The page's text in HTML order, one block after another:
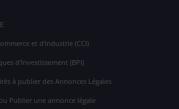
et d'Industrie (CCI)
d'Investissement (BPI)
à publier des Annonces Légales
Publier une annonce légale